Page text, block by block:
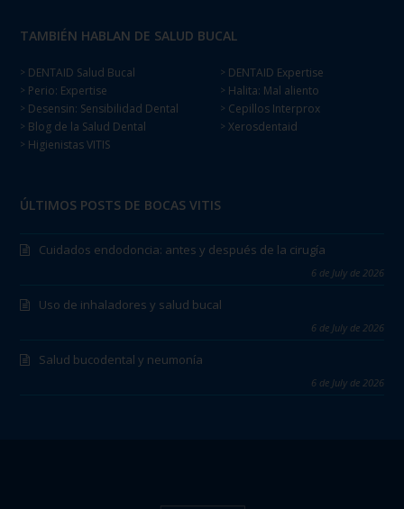
TAMBIÉN HABLAN DE SALUD BUCAL
> DENTAID Salud Bucal
> Perio: Expertise
> Desensin: Sensibilidad Dental
> Blog de la Salud Dental
> Higienistas VITIS
> DENTAID Expertise
> Halita: Mal aliento
> Cepillos Interprox
> Xerosdentaid
ÚLTIMOS POSTS DE BOCAS VITIS
Cuidados endodoncia: antes y después de la cirugía
6 de July de 2026
Uso de inhaladores y salud bucal
6 de July de 2026
Salud bucodental y neumonía
6 de July de 2026